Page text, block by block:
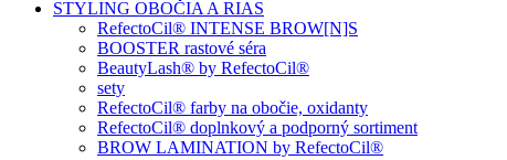
STYLING OBOČIA A RIAS
RefectoCil® INTENSE BROW[N]S
BOOSTER rastové séra
BeautyLash® by RefectoCil®
sety
RefectoCil® farby na obočie, oxidanty
RefectoCil® doplnkový a podporný sortiment
BROW LAMINATION by RefectoCil®